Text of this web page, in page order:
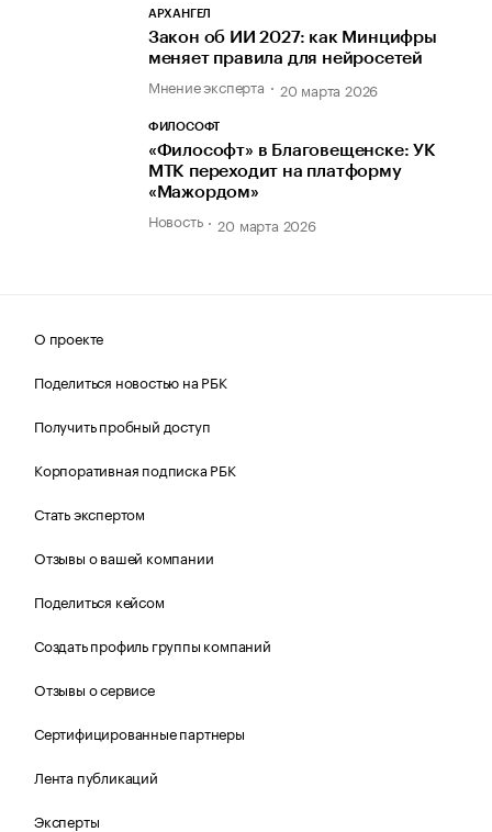
АРХАНГЕЛ
Закон об ИИ 2027: как Минцифры
меняет правила для нейросетей
Мнение эксперта 20 марта 2026
ФИЛОСОФТ
«Философт» в Благовещенске: УК
МТК переходит на платформу
«Мажордом»
Новость 20 марта 2026
О проекте
Поделиться новостью на РБК
Получить пробный доступ
Корпоративная подписка РБК
Стать экспертом
Отзывы о вашей компании
Поделиться кейсом
Создать профиль группы компаний
Отзывы о сервисе
Сертифицированные партнеры
Лента публикаций
Эксперты